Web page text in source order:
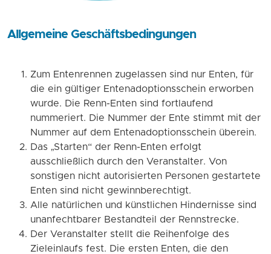
Allgemeine Geschäftsbedingungen
Zum Entenrennen zugelassen sind nur Enten, für
die ein gültiger Entenadoptionsschein erworben
wurde. Die Renn-Enten sind fortlaufend
nummeriert. Die Nummer der Ente stimmt mit der
Nummer auf dem Entenadoptionsschein überein.
Das „Starten“ der Renn-Enten erfolgt
ausschließlich durch den Veranstalter. Von
sonstigen nicht autorisierten Personen gestartete
Enten sind nicht gewinnberechtigt.
Alle natürlichen und künstlichen Hindernisse sind
unanfechtbarer Bestandteil der Rennstrecke.
Der Veranstalter stellt die Reihenfolge des
Zieleinlaufs fest. Die ersten Enten, die den